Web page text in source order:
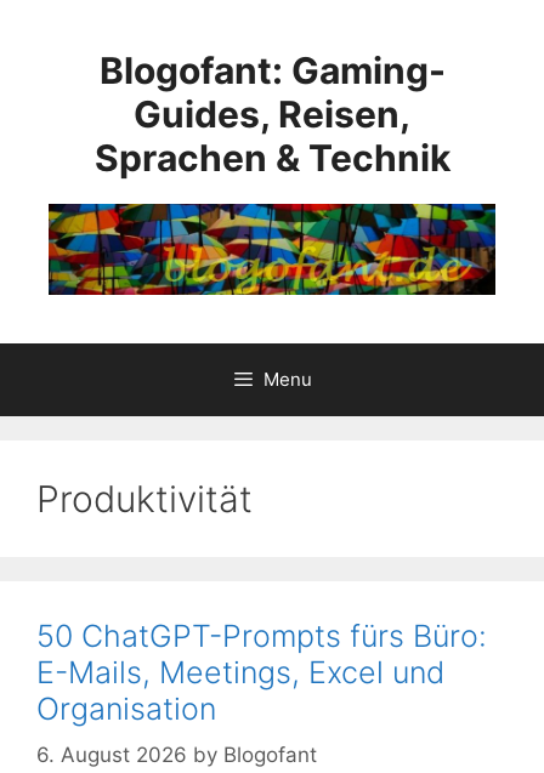
Blogofant: Gaming-
Guides, Reisen,
Sprachen & Technik
Menu
Produktivität
50 ChatGPT-Prompts fürs Büro:
E-Mails, Meetings, Excel und
Organisation
6. August 2026 by Blogofant